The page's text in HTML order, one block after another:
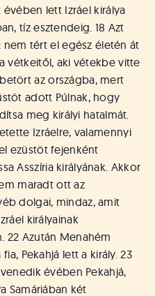
lett Izráel királya
tíz esztendeig. 18 Azt
nem tért el egész életén át
vétkeitől, aki vétekbe vitte
betört az országba, mert
adott Púlnak, hogy
meg királyi hatalmát.
Izráelre, valamennyi
ezüstöt fejenként
Asszíria királyának. Akkor
maradt ott az
dolgai, mindaz, amit
királyainak
Azután Menahém
Pekahjá lett a király. 23
évében Pekahjá,
Samáriában két